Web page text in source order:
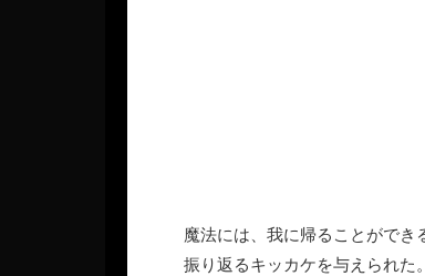
魔法には、我に帰ることがで
振り返るキッカケを与えられた。